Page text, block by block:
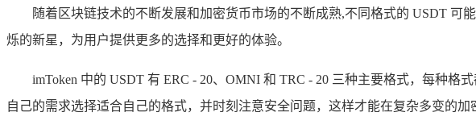
随着区块链技术的不断发展和加密货币市场的不断成熟,不同格式的 USDT
烁的新星，为用户提供更多的选择和更好的体验。
imToken 中的 USDT 有 ERC - 20、OMNI 和 TRC - 20 三种主要格式，每种
自己的需求选择适合自己的格式，并时刻注意安全问题，这样才能在复杂多变的